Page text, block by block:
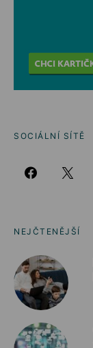
SOCIÁLNÍ SÍTĚ
NEJČTENĚJŠÍ